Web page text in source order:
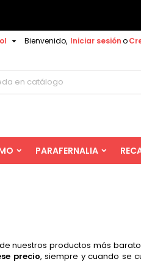
Bienvenido, Iniciar sesióno

PARAFERNALIA
nuestros productos más
precio, siempre y cuando se